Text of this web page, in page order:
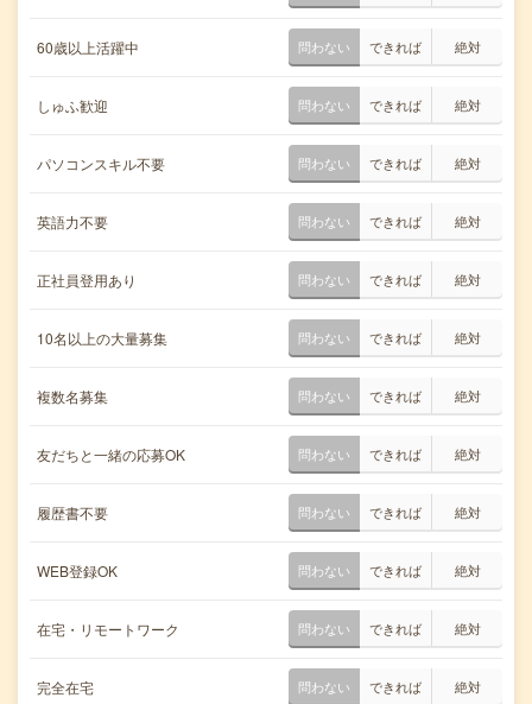
60歳以上活躍中 問わない できれば 絶対
しゅふ歓迎 問わない できれば 絶対
パソコンスキル不要 問わない できれば 絶対
英語力不要 問わない できれば 絶対
正社員登用あり 問わない できれば 絶対
10名以上の大量募集 問わない できれば 絶対
複数名募集 問わない できれば 絶対
友だちと一緒の応募OK 問わない できれば 絶対
履歴書不要 問わない できれば 絶対
WEB登録OK 問わない できれば 絶対
在宅・リモートワーク 問わない できれば 絶対
完全在宅 問わない できれば 絶対